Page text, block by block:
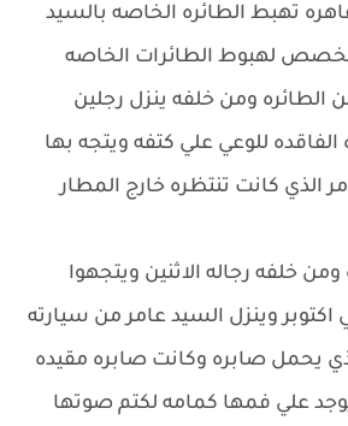
تهبط الطائره الخاصه بالسيد
لهبوط الطائرات الخاصه
الطائره ومن خلفه ينزل رجلين
للوعي علي كتفه ويتجه بها
الذي كانت تنتظره خارج المطار
خلفه رجاله الاثنين ويتجهوا
اكتوبر وينزل السيد عامر من سيارته
يحمل صابره وكانت صابره مقيده
علي فمها كمامه لكتم صوتها